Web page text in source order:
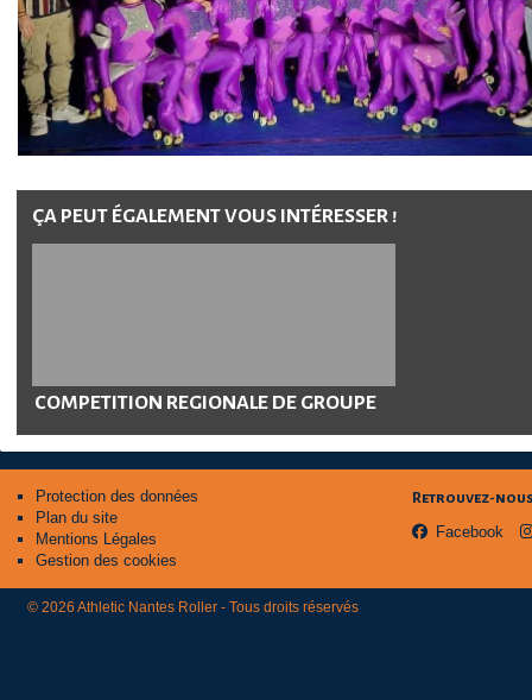
ÇA PEUT ÉGALEMENT VOUS INTÉRESSER !
COMPETITION REGIONALE DE GROUPE
Protection des données
Plan du site
Mentions Légales
Gestion des cookies
Retrouvez-
Facebook
© 2026 Athletic Nantes Roller - Tous droits réservés